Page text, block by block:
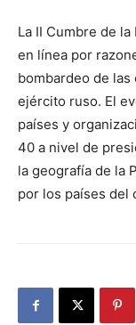
La II Cumbre de
en línea por
bombardeo de
ejército ruso. El
países y
40 a nivel de
la geografía de la
por los países del